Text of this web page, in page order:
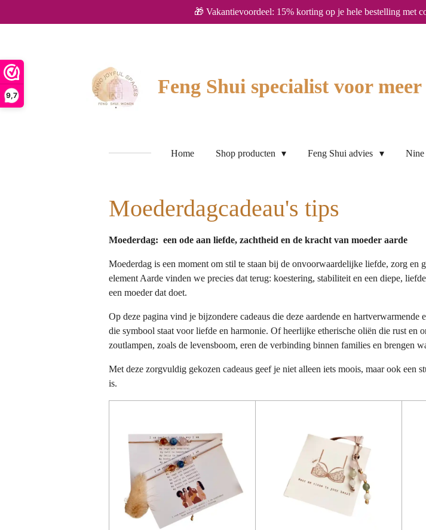
9,7
direct
hoofdinhoud
🎁 Vakantievoordeel: 15% korting op je hele bestelling met
Feng Shui specialist voor
Home Shop producten Feng Shui advies Nine
Moederdagcadeau's tips
Moederdag: een ode aan liefde, zachtheid en de kracht van moeder aarde
Moederdag is een moment om stil te staan bij de onvoorwaardelijke liefde, zorg en
element Aarde vinden we precies dat terug: koestering, stabiliteit en een diepe,
een moeder dat doet.
Op deze pagina vind je bijzondere cadeaus die deze aardende en
die symbool staat voor liefde en harmonie. Of heerlijke etherische oliën die rust en
zoutlampen, zoals de levensboom, eren de verbinding binnen families en brengen
Met deze zorgvuldig gekozen cadeaus geef je niet alleen iets moois, maar ook een
is.